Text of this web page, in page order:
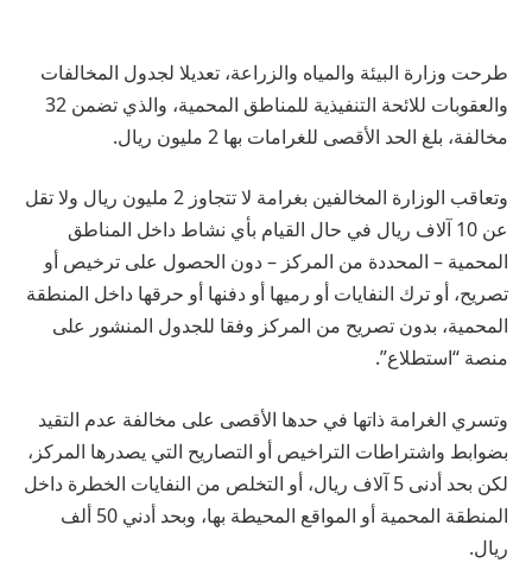
طرحت وزارة البيئة والمياه والزراعة، تعديلا لجدول المخالفات
والعقوبات للائحة التنفيذية للمناطق المحمية، والذي تضمن 32
مخالفة، بلغ الحد الأقصى للغرامات بها 2 مليون ريال.
وتعاقب الوزارة المخالفين بغرامة لا تتجاوز 2 مليون ريال ولا تقل
عن 10 آلاف ريال في حال القيام بأي نشاط داخل المناطق
المحمية – المحددة من المركز – دون الحصول على ترخيص أو
تصريح، أو ترك النفايات أو رميها أو دفنها أو حرقها داخل المنطقة
المحمية، بدون تصريح من المركز وفقا للجدول المنشور على
منصة “استطلاع”.
وتسري الغرامة ذاتها في حدها الأقصى على مخالفة عدم التقيد
بضوابط واشتراطات التراخيص أو التصاريح التي يصدرها المركز،
لكن بحد أدنى 5 آلاف ريال، أو التخلص من النفايات الخطرة داخل
المنطقة المحمية أو المواقع المحيطة بها، وبحد أدني 50 ألف
ريال.